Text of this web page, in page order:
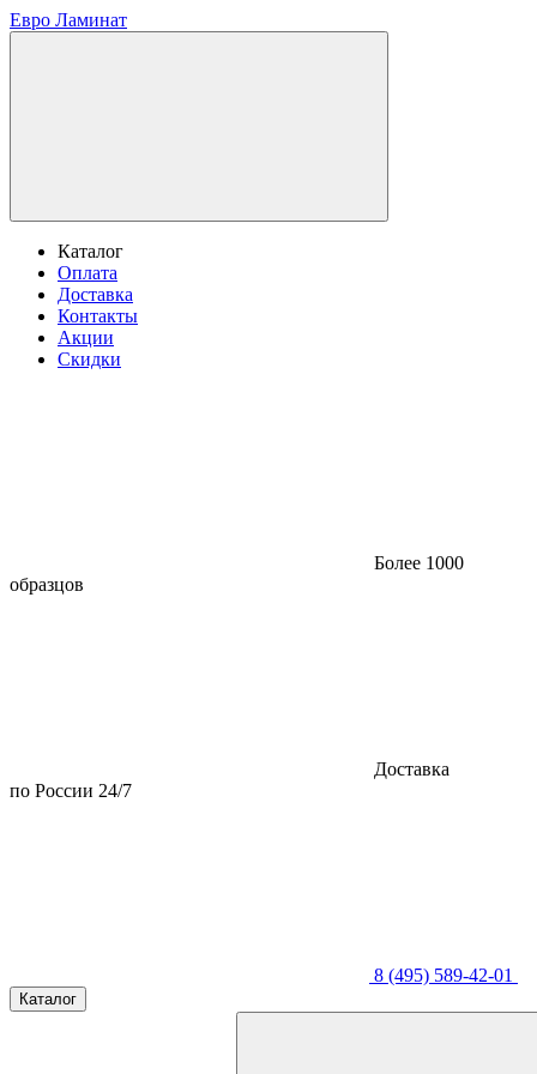
Евро Ламинат
Каталог
Оплата
Доставка
Контакты
Акции
Скидки
Более 1000
образцов
Доставка
по России 24/7
8 (495) 589-42-01
Каталог